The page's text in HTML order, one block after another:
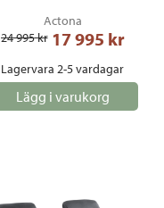
Actona
24 995 kr 17 995 kr
Lagervara 2-5 vardagar
Lägg i varukorg